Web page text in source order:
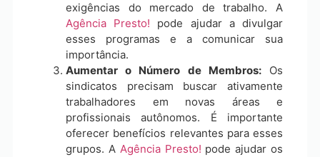
exigências do mercado de trabalho. A
Agência Presto! pode ajudar a divulgar
esses programas e a comunicar sua
importância.
Aumentar o Número de Membros:Os
sindicatos precisam buscar ativamente
trabalhadores em novas áreas e
profissionais autônomos. É importante
oferecer benefícios relevantes para esses
grupos. A Agência Presto! pode ajudar os